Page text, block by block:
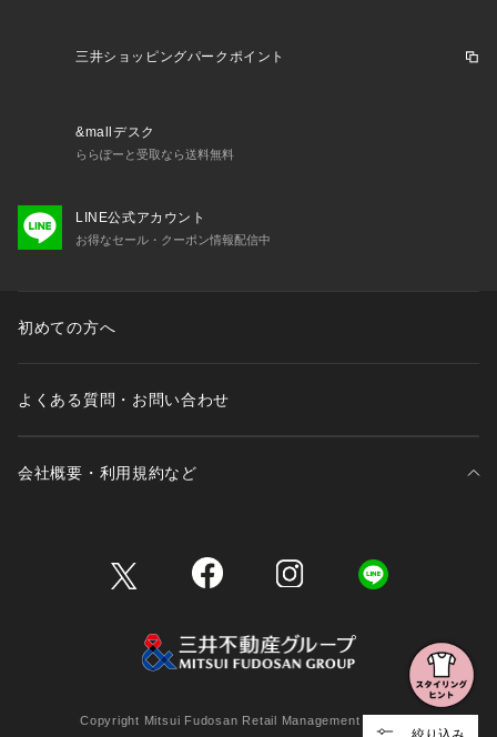
三井ショッピングパークポイント
&mallデスク
ららぽーと受取なら送料無料
LINE公式アカウント
お得なセール・クーポン情報配信中
初めての方へ
よくある質問・お問い合わせ
会社概要・利用規約など
Copyright Mitsui Fudosan Retail Management Co., Ltd.